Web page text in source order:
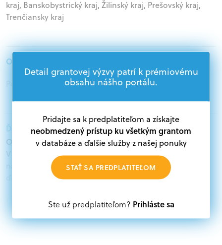
kraj, Banskobystrický kraj, Žilinský kraj, Prešovský kraj,
Trenčiansky kraj
Oprávnení žiadatelia:
Ďalšie informácie:
Oprávnení žiadatelia:
V databáze grantov a dotácií na portáli Grantexpert.sk
nájdete aktuálne výzvy z eurofondov, plánu obnovy a
ďalších zdrojov.
Oprávnení partneri:
Akákoľvek právnická osoba, t. j. verejný alebo súkromný
subjekt, komerčný alebo nekomerčný, ako aj
Detail grantovej výzvy patrí k prémiovému
obsahu nášho portálu.
Pridajte sa k predplatiteľom a získajte
neobmedzený prístup ku všetkým grantom
v databáze a ďalšie služby z našej ponuky
STAŤ SA PREDPLATITEĽOM
Ste už predplatiteľom? Prihláste sa